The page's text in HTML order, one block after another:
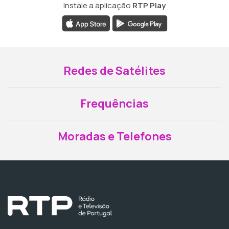
Instale a aplicação RTP Play
Redes de Satélites
Frequências
Moradas e Telefones